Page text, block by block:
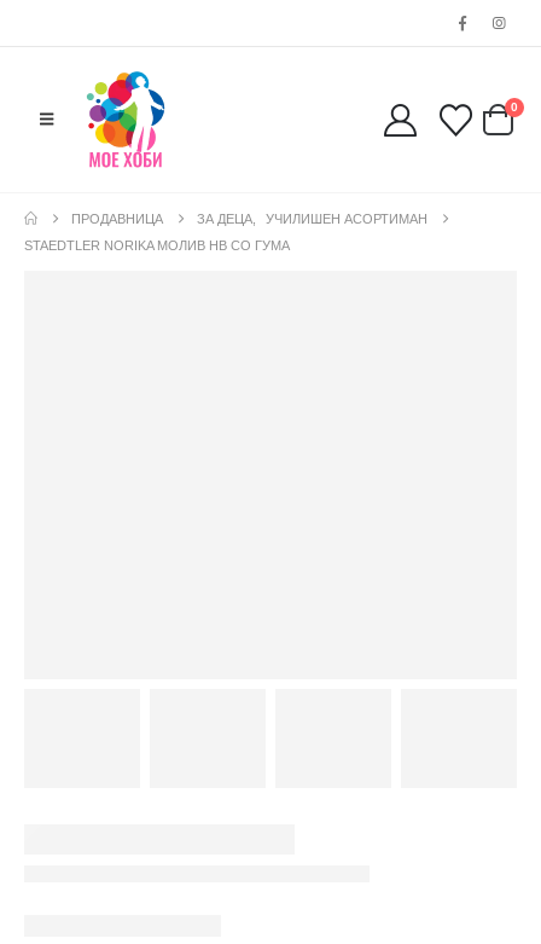
0
ПРОДАВНИЦА ЗА ДЕЦА
УЧИЛИШЕН АСОРТИМАН
STAEDTLER NORIKA МОЛИВ HB СО ГУМА